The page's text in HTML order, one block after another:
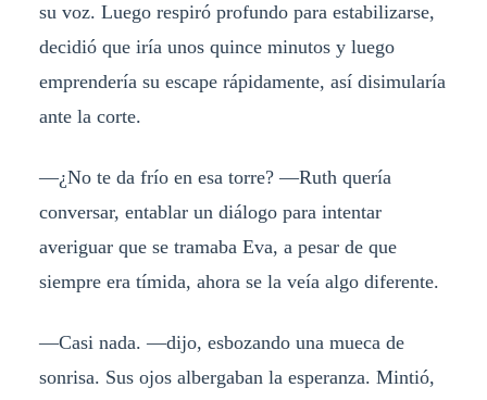
su voz. Luego respiró profundo para estabilizarse,
decidió que iría unos quince minutos y luego
emprendería su escape rápidamente, así disimularía
ante la corte.
—¿No te da frío en esa torre? —Ruth quería
conversar, entablar un diálogo para intentar
averiguar que se tramaba Eva, a pesar de que
siempre era tímida, ahora se la veía algo diferente.
—Casi nada. —dijo, esbozando una mueca de
sonrisa. Sus ojos albergaban la esperanza. Mintió,